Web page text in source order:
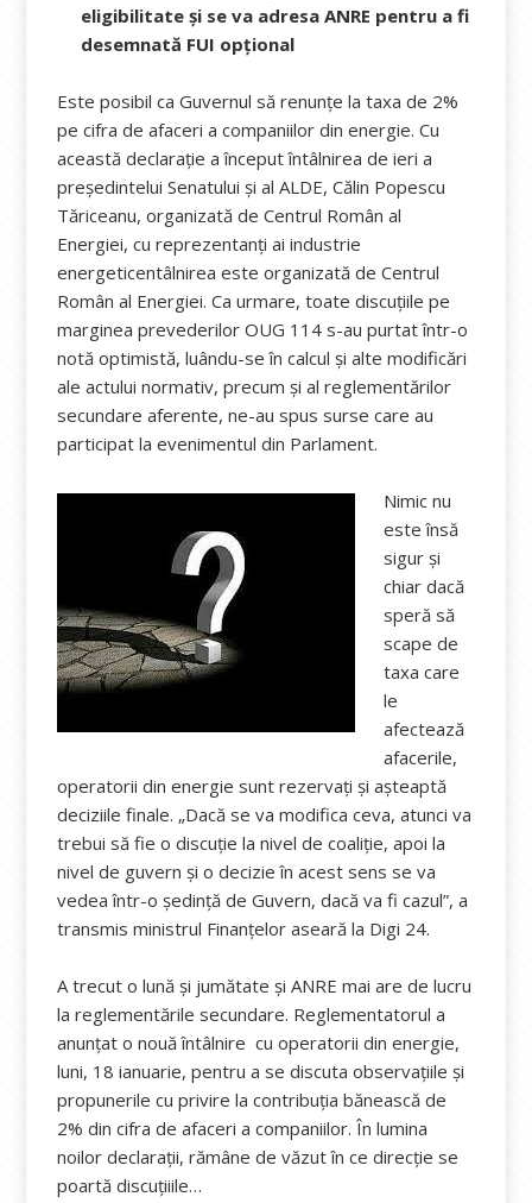
eligibilitate și se va adresa ANRE pentru a fi
desemnată FUI opțional
Este posibil ca Guvernul să renunțe la taxa de 2%
pe cifra de afaceri a companiilor din energie. Cu
această declarație a început întâlnirea de ieri a
președintelui Senatului şi al ALDE, Călin Popescu
Tăriceanu, organizată de Centrul Român al
Energiei, cu reprezentanți ai industrie
energeticentâlnirea este organizată de Centrul
Român al Energiei. Ca urmare, toate discuțiile pe
marginea prevederilor OUG 114 s-au purtat într-o
notă optimistă, luându-se în calcul și alte modificări
ale actului normativ, precum și al reglementărilor
secundare aferente, ne-au spus surse care au
participat la evenimentul din Parlament.
Nimic nu
este însă
sigur și
chiar dacă
speră să
scape de
taxa care
le
afectează
afacerile,
operatorii din energie sunt rezervați și așteaptă
deciziile finale. „Dacă se va modifica ceva, atunci va
trebui să fie o discuţie la nivel de coaliţie, apoi la
nivel de guvern şi o decizie în acest sens se va
vedea într-o şedinţă de Guvern, dacă va fi cazul”, a
transmis ministrul Finanțelor aseară la Digi 24.
A trecut o lună și jumătate și ANRE mai are de lucru
la reglementările secundare. Reglementatorul a
anunțat o nouă întâlnire cu operatorii din energie,
luni, 18 ianuarie, pentru a se discuta observațiile și
propunerile cu privire la contribuția bănească de
2% din cifra de afaceri a companiilor. În lumina
noilor declarații, rămâne de văzut în ce direcție se
poartă discuțiiile…